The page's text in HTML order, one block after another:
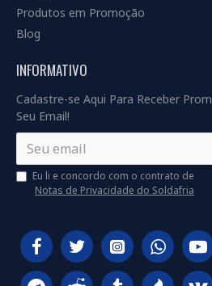
Produtos em Promoção
Blog
INFORMATIVO
Cadastre-se Aqui Para Receber
Seu Email!
Eu li e concordo com o contrato de
Notas de Privacidade do Soldafria